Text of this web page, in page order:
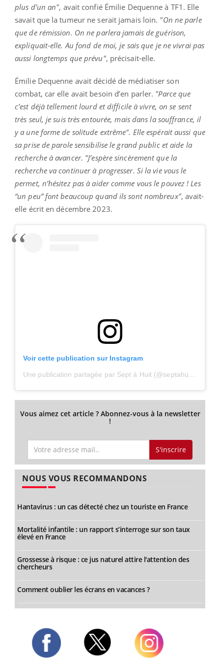
plus d’un an", avait confié Émilie Dequenne à TF1. Elle
savait que la tumeur ne serait jamais loin. "On ne parle
que de rémission. On ne parlera jamais de guérison,
expliquait-elle. Au fond de moi, je sais que je ne vivrai pas
aussi longtemps que prévu", précisait-elle.
Émilie Dequenne avait décidé de médiatiser son
combat, car elle avait besoin d’en parler. "Parce que
c’est déjà tellement lourd et difficile à vivre, on se sent
très seul, je suis très entourée, mais dans la souffrance, il
y a une forme de solitude extrême". Elle espérait aussi que
sa prise de parole sensibilise le grand public et aide la
recherche à avancer. "J’espère sincèrement que la
recherche va continuer à progresser. Si la vie vous le
permet, n’hésitez pas à aider comme vous le pouvez ! Les
“un peu” font beaucoup quand ils sont nombreux", avait-
elle écrit en décembre 2023.
Voir cette publication sur Instagram
Une publication partagée par Sept à Huit (@septahuit_off)
Vous aimez cet article ? Abonnez-vous à la newsletter
!
S'inscrire
NOUS VOUS RECOMMANDONS
Hantavirus : un cas détecté chez un touriste en France
Mortalité infantile : un rapport s’interroge sur son taux
élevé en France
Grossesse à risque : ce jus naturel attire l'attention des
chercheurs
Comment oublier les écrans en vacances ?